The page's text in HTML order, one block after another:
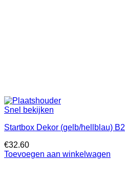
Snel bekijken
Startbox Dekor (gelb/hellblau) B2
€32.60
Toevoegen aan winkelwagen